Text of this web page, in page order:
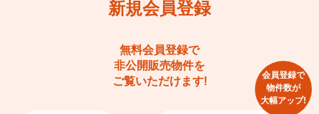
新規会員登録
無料会員登録で
非公開販売物件を
ご覧いただけます!
会員登録で
物件数が
大幅アップ!